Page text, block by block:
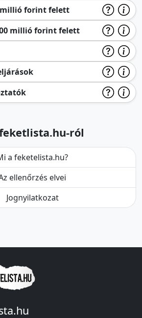
forint felett
millió forint felett
ról
a feketelista.hu?
ellenőrzés elvei
Jognyilatkozat